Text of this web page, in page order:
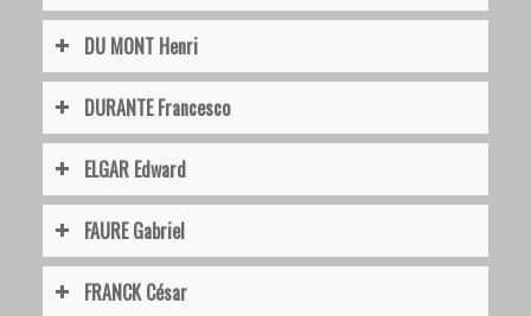
DU MONT Henri
DURANTE Francesco
ELGAR Edward
FAURE Gabriel
FRANCK César